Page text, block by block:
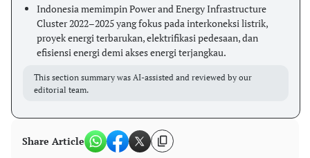
Indonesia memimpin Power and Energy Infrastructure
Cluster 2022–2025 yang fokus pada interkoneksi listrik,
proyek energi terbarukan, elektrifikasi pedesaan, dan
efisiensi energi demi akses energi terjangkau.
This section summary was AI-assisted and reviewed by our
editorial team.
Share Article